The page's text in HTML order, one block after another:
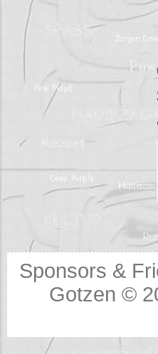
Sponsors &
Gotzen ©